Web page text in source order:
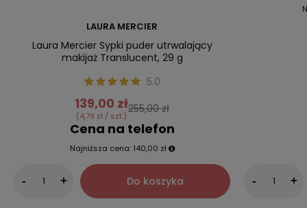
LAURA MERCIER
Laura Mercier Sypki puder utrwalający
makijaż Translucent, 29 g
5.0
139,00 zł
(4,79 zł / szt.)
255,00 zł
Cena na telefon
Najniższa cena: 140,00 zł
- + Do koszyka - +